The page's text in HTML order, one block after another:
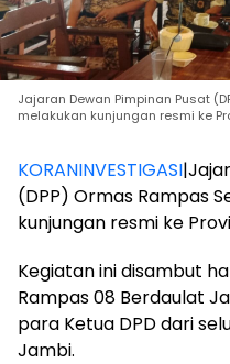
Jajaran Dewan Pimpinan Pusat
melakukan kunjungan resmi ke
KORANINVESTIGASI
(DPP) Ormas Rampas
kunjungan resmi ke
Kegiatan ini disambut
Rampas 08 Berdaulat
para Ketua DPD dari
Jambi.